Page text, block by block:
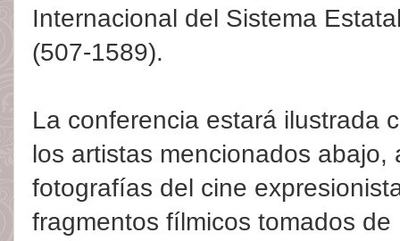
Internacional del Sistema
(507-1589).
La conferencia estará ilustrada
los artistas mencionados
fotografías del cine
fragmentos fílmicos tomados